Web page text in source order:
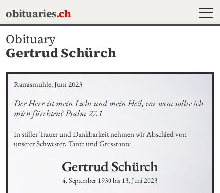
obituaries.ch
Obituary
Gertrud Schürch
Rämismühle, Juni 2023
Der Herr ist mein Licht und mein Heil, vor wem sollte ich
mich fürchten? Psalm 27,1
In stiller Trauer und Dankbarkeit nehmen wir Abschied von
unserer Schwester, Tante und Grosstante
GertrudSchürch
4. September 1930bis 13. Juni 2023